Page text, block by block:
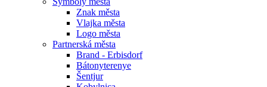
Znak města
Vlajka města
Logo města
Partnerská města
Brand - Erbisdorf
Bátonyterenye
Šentjur